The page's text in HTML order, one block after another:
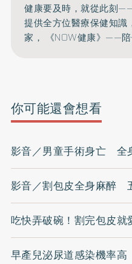
健康要及時，就從此刻
提供全方位醫療保健知
家， 《NOW健康》——陪
你可能還會想看
影音／男童手術身亡 全
影音／割包皮全身麻醉
吃快弄破碗！割完包皮就
早產兒泌尿道感染機率